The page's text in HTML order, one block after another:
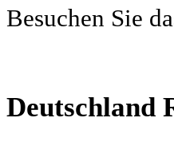
Besuchen Sie
Deutschland